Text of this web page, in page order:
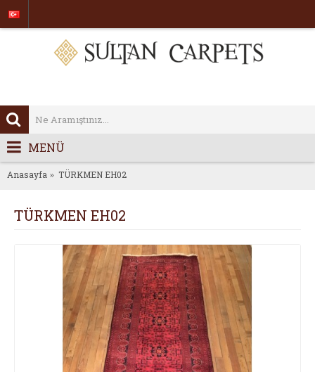
MENÜ
Anasayfa TÜRKMEN EH02
TÜRKMEN EH02